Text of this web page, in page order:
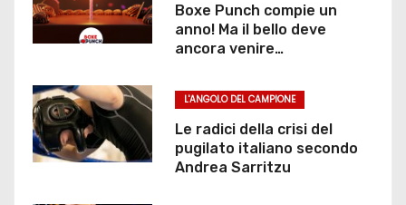
Boxe Punch compie un
anno! Ma il bello deve
ancora venire…
L'ANGOLO DEL CAMPIONE
Le radici della crisi del
pugilato italiano secondo
Andrea Sarritzu